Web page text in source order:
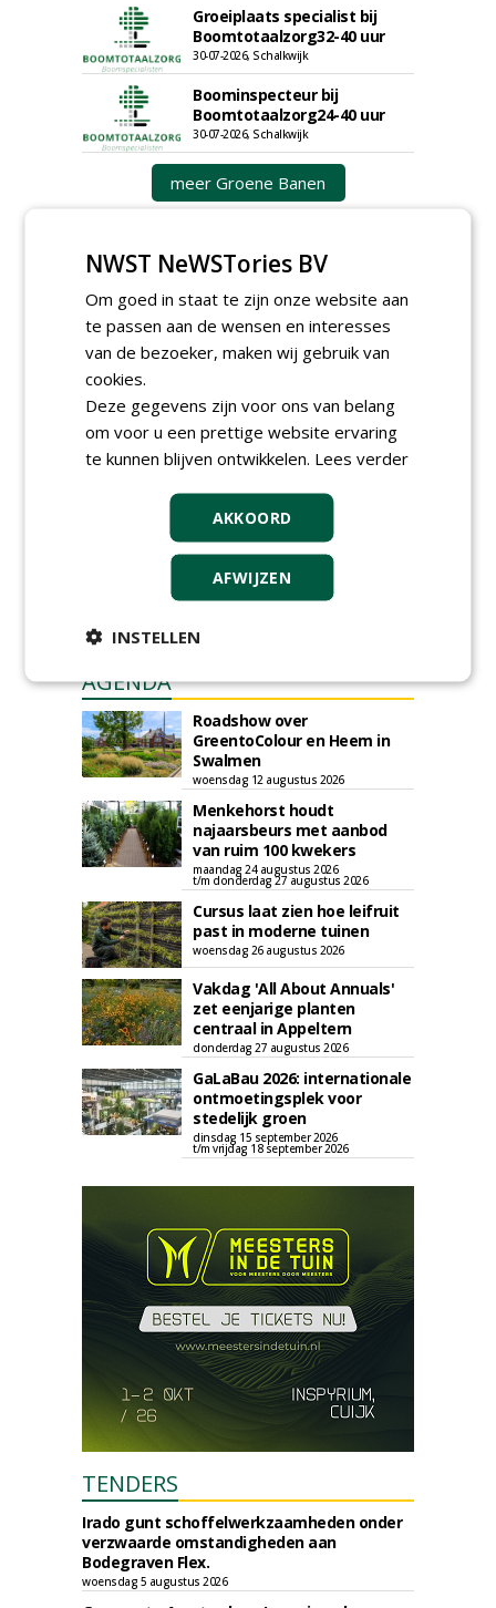
Groeiplaats specialist bij
Boomtotaalzorg32-40 uur
30-07-2026, Schalkwijk
Boominspecteur bij
Boomtotaalzorg24-40 uur
30-07-2026, Schalkwijk
meer Groene Banen
GREEN OUTLET
Iedereen kan gratis kleine advertenties
plaatsen via zijn eigen account.
AGENDA
Roadshow over
GreentoColour en Heem in
Swalmen
woensdag 12 augustus 2026
Menkehorst houdt
najaarsbeurs met aanbod
van ruim 100 kwekers
maandag 24 augustus 2026
t/m donderdag 27 augustus 2026
Cursus laat zien hoe leifruit
past in moderne tuinen
woensdag 26 augustus 2026
Vakdag 'All About Annuals'
zet eenjarige planten
centraal in Appeltern
donderdag 27 augustus 2026
GaLaBau 2026: internationale
ontmoetingsplek voor
stedelijk groen
dinsdag 15 september 2026
t/m vrijdag 18 september 2026
TENDERS
Irado gunt schoffelwerkzaamheden onder
verzwaarde omstandigheden aan
Bodegraven Flex.
woensdag 5 augustus 2026
NWST NeWSTories BV
Om goed in staat te zijn onze website aan
te passen aan de wensen en interesses
van de bezoeker, maken wij gebruik van
cookies.
Deze gegevens zijn voor ons van belang
om voor u een prettige website ervaring
te kunnen blijven ontwikkelen. Lees verder
AKKOORD
AFWIJZEN
INSTELLEN